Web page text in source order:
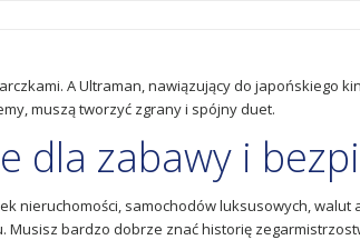
A Ultraman, nawiązujący do japońskiego
muszą tworzyć zgrany i spójny duet.
dla zabawy i
nieruchomości, samochodów luksusowych, walut
bardzo dobrze znać historię